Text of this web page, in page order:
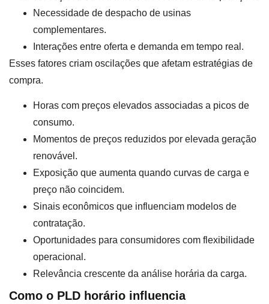
Necessidade de despacho de usinas
complementares.
Interações entre oferta e demanda em tempo real.
Esses fatores criam oscilações que afetam estratégias de
compra.
Horas com preços elevados associadas a picos de
consumo.
Momentos de preços reduzidos por elevada geração
renovável.
Exposição que aumenta quando curvas de carga e
preço não coincidem.
Sinais econômicos que influenciam modelos de
contratação.
Oportunidades para consumidores com flexibilidade
operacional.
Relevância crescente da análise horária da carga.
Como o PLD horário influencia